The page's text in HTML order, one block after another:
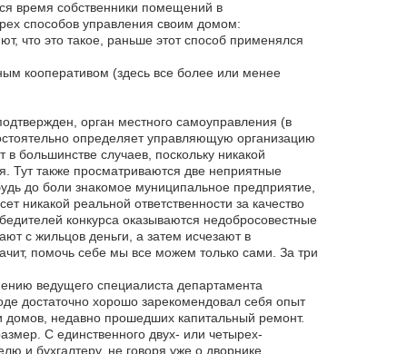
время собственники помещений в
способов управления своим домом:
что это такое, раньше этот способ применялся
кооперативом (здесь все более или менее
орган местного самоуправления (в
определяет управляющую организацию
большинстве случаев, поскольку никакой
Тут также просматриваются две неприятные
до боли знакомое муниципальное предприятие,
никакой реальной ответственности за качество
конкурса оказываются недобросовестные
с жильцов деньги, а затем исчезают в
помочь себе мы все можем только сами. За три
ведущего специалиста департамента
достаточно хорошо зарекомендовал себя опыт
недавно прошедших капитальный ремонт.
С единственного двух- или четырех-
и бухгалтеру, не говоря уже о дворнике,